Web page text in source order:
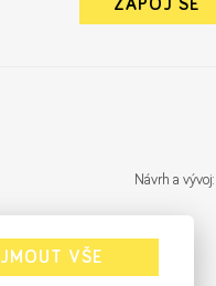
ZAPOJ SE
Návrh a vývoj:
VŠE